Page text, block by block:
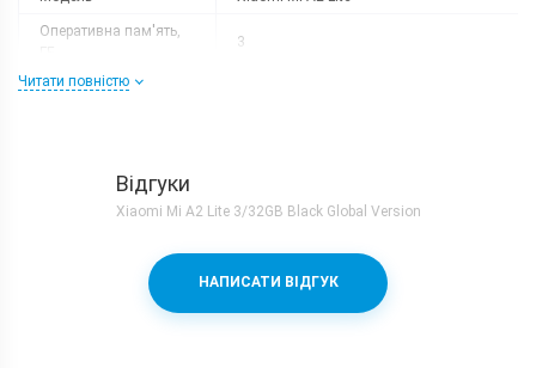
Оперативна пам'ять,
3
Роздільна здатність
Процесор
Qualcomm Snapdragon 625 + Adreno
506
Читати повністю
Відгуки
Xiaomi Mi A2 Lite 3/32GB Black Global Version
НАПИСАТИ ВІДГУК